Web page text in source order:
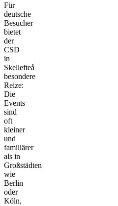
Für
deutsche
Besucher
bietet
der
CSD
in
Skellefteå
besondere
Reize:
Die
Events
sind
oft
kleiner
und
familiärer
als in
Großstädten
wie
Berlin
oder
Köln,